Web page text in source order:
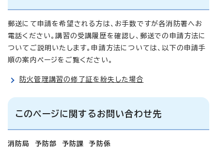
郵送にて申請を希望される方は、お手数ですが各消防署へお
電話ください。講習の受講履歴を確認し、郵送での申請方法に
ついてご説明いたします。申請方法については、以下の申請手
順の案内ページをご覧ください。
防火管理講習の修了証を紛失した場合
このページに関するお問い合わせ先
消防局 予防部 予防課 予防係